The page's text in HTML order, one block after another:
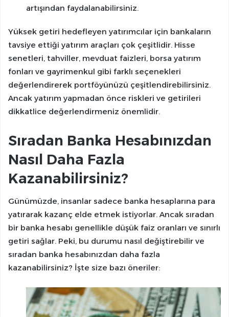
artışından faydalanabilirsiniz.
Yüksek getiri hedefleyen yatırımcılar için bankaların
tavsiye ettiği yatırım araçları çok çeşitlidir. Hisse
senetleri, tahviller, mevduat faizleri, borsa yatırım
fonları ve gayrimenkul gibi farklı seçenekleri
değerlendirerek portföyünüzü çeşitlendirebilirsiniz.
Ancak yatırım yapmadan önce riskleri ve getirileri
dikkatlice değerlendirmeniz önemlidir.
Sıradan Banka Hesabınızdan
Nasıl Daha Fazla
Kazanabilirsiniz?
Günümüzde, insanlar sadece banka hesaplarına para
yatırarak kazanç elde etmek istiyorlar. Ancak sıradan
bir banka hesabı genellikle düşük faiz oranları ve sınırlı
getiri sağlar. Peki, bu durumu nasıl değiştirebilir ve
sıradan banka hesabınızdan daha fazla
kazanabilirsiniz? İşte size bazı öneriler: